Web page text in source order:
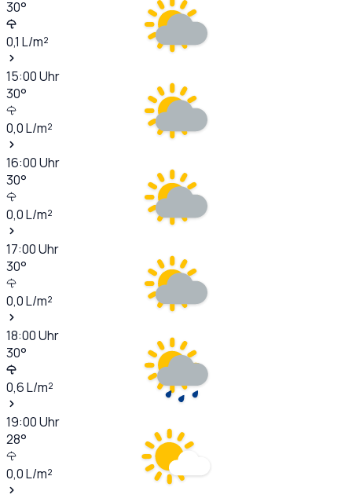
30°
0,1 L/m²
15:00Uhr
30°
0,0L/m²
16:00Uhr
30°
0,0L/m²
17:00Uhr
30°
0,0L/m²
18:00Uhr
30°
0,6L/m²
19:00Uhr
28°
0,0L/m²